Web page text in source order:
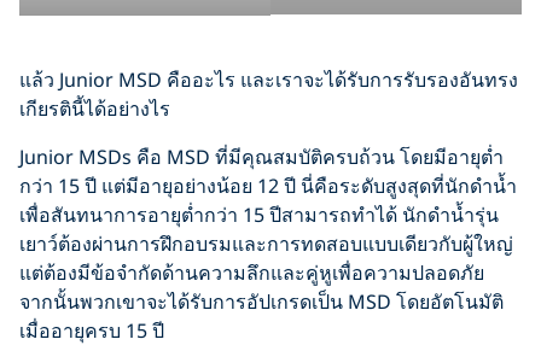
แล้ว Junior MSD คืออะไร และเราจะได้รับการรับรองอันทรง
เกียรตินี้ได้อย่างไร
Junior MSDs คือ MSD ที่มีคุณสมบัติครบถ้วน โดยมีอายุต่ำ
กว่า 15 ปี แต่มีอายุอย่างน้อย 12 ปี นี่คือระดับสูงสุดที่นักดำน้ำ
เพื่อสันทนาการอายุต่ำกว่า 15 ปีสามารถทำได้ นักดำน้ำรุ่น
เยาว์ต้องผ่านการฝึกอบรมและการทดสอบแบบเดียวกับผู้ใหญ่
แต่ต้องมีข้อจำกัดด้านความลึกและคู่หูเพื่อความปลอดภัย
จากนั้นพวกเขาจะได้รับการอัปเกรดเป็น MSD โดยอัตโนมัติ
เมื่ออายุครบ 15 ปี